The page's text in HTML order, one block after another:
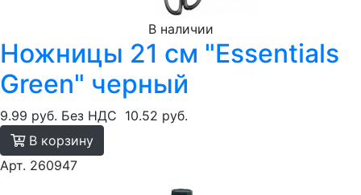
В наличии
Ножницы 21 см "Essentials
Green" черный
9.99 руб. Без НДС 10.52 руб.
В корзину
Арт. 260947